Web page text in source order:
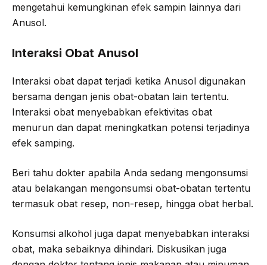
mengetahui kemungkinan efek sampin lainnya dari
Anusol.
Interaksi Obat Anusol
Interaksi obat dapat terjadi ketika Anusol digunakan
bersama dengan jenis obat-obatan lain tertentu.
Interaksi obat menyebabkan efektivitas obat
menurun dan dapat meningkatkan potensi terjadinya
efek samping.
Beri tahu dokter apabila Anda sedang mengonsumsi
atau belakangan mengonsumsi obat-obatan tertentu
termasuk obat resep, non-resep, hingga obat herbal.
Konsumsi alkohol juga dapat menyebabkan interaksi
obat, maka sebaiknya dihindari. Diskusikan juga